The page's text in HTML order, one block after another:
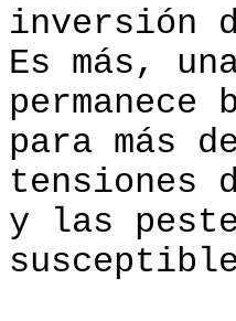
inversión
Es más,
para más
tensiones
y las